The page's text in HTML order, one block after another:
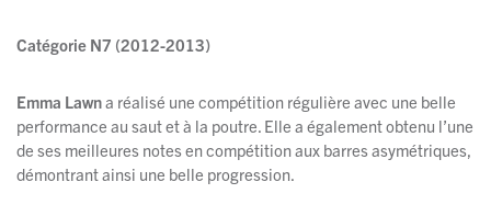
Catégorie N7 (2012-2013)
Emma Lawna réalisé une compétition régulière avec une belle
performance au saut et à la poutre. Elle a également obtenu l’une
de ses meilleures notes en compétition aux barres asymétriques,
démontrant ainsi une belle progression.